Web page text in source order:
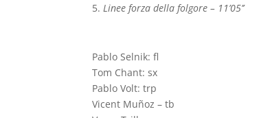
Linee forza della folgore – 11’05’’
Pablo Selnik: fl
Tom Chant: sx
Pablo Volt: trp
Vicent Muñoz – tb